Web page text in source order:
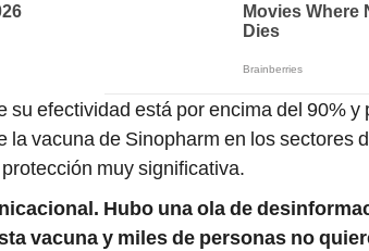
su efectividad está por encima del 90% y
la vacuna de Sinopharm en los sectores
muy significativa.
Hubo una ola de
vacuna y miles de personas no